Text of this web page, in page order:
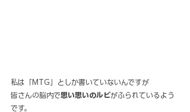
私は「MTG」としか書いていないんですが
皆さんの脳内で思い思いのルビがふられているよう
です。